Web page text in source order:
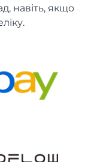
навіть, якщо